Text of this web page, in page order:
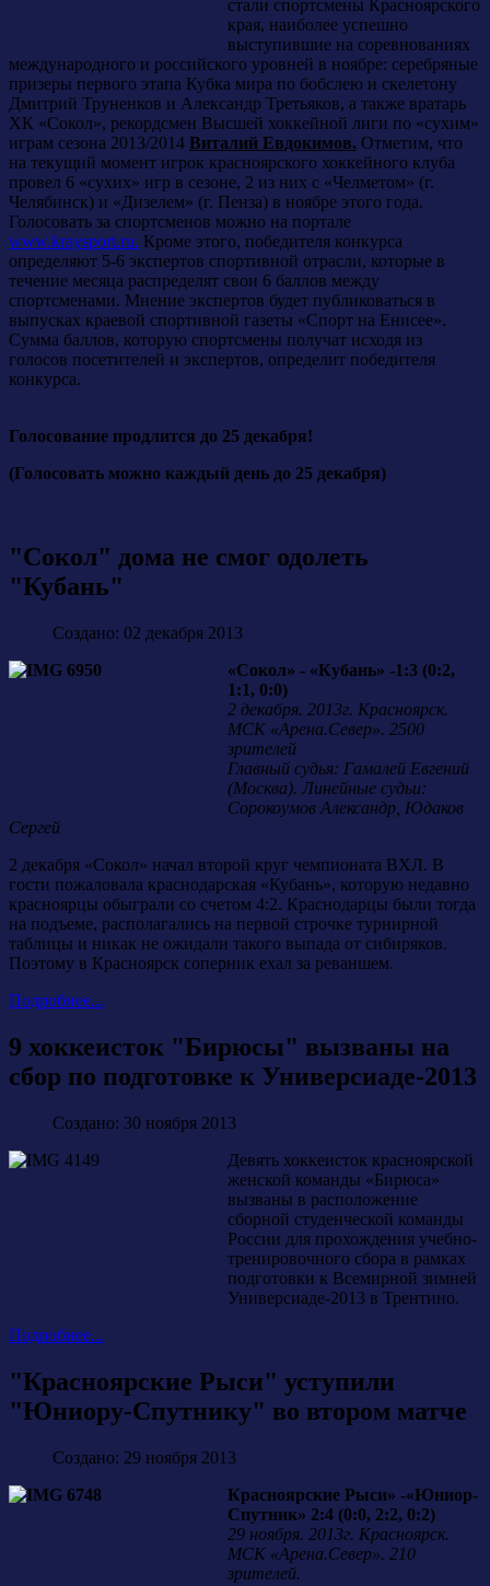
стали спортсмены Красноярского
края, наиболее успешно
выступившие на соревнованиях
международного и российского уровней в ноябре: серебряные
призеры первого этапа Кубка мира по бобслею и скелетону
Дмитрий Труненков и Александр Третьяков, а также вратарь
ХК «Сокол», рекордсмен Высшей хоккейной лиги по «сухим»
играм сезона 2013/2014 Виталий Евдокимов. Отметим, что
на текущий момент игрок красноярского хоккейного клуба
провел 6 «сухих» игр в сезоне, 2 из них с «Челметом» (г.
Челябинск) и «Дизелем» (г. Пенза) в ноябре этого года.
Голосовать за спортсменов можно на портале
www.kraysport.ru. Кроме этого, победителя конкурса
определяют 5-6 экспертов спортивной отрасли, которые в
течение месяца распределят свои 6 баллов между
спортсменами. Мнение экспертов будет публиковаться в
выпусках краевой спортивной газеты «Спорт на Енисее».
Сумма баллов, которую спортсмены получат исходя из
голосов посетителей и экспертов, определит победителя
конкурса.
Голосование продлится до 25 декабря!
(Голосовать можно каждый день до 25 декабря)
"Сокол" дома не смог одолеть
"Кубань"
Создано: 02 декабря 2013
«Сокол» - «Кубань» -1:3 (0:2,
1:1, 0:0)
2 декабря. 2013г. Красноярск.
МСК «Арена.Север». 2500
зрителей
Главный судья: Гамалей Евгений
(Москва). Линейные судьи:
Сорокоумов Александр, Юдаков
Сергей
2 декабря «Сокол» начал второй круг чемпионата ВХЛ. В
гости пожаловала краснодарская «Кубань», которую недавно
красноярцы обыграли со счетом 4:2. Краснодарцы были тогда
на подъеме, располагались на первой строчке турнирной
таблицы и никак не ожидали такого выпада от сибиряков.
Поэтому в Красноярск соперник ехал за реваншем.
Подробнее...
9 хоккеисток "Бирюсы" вызваны на
сбор по подготовке к Универсиаде-2013
Создано: 30 ноября 2013
Девять хоккеисток красноярской
женской команды «Бирюса»
вызваны в расположение
сборной студенческой команды
России для прохождения учебно-
тренировочного сбора в рамках
подготовки к Всемирной зимней
Универсиаде-2013 в Трентино.
Подробнее...
"Красноярские Рыси" уступили
"Юниору-Спутнику" во втором матче
Создано: 29 ноября 2013
Красноярские Рыси» -«Юниор-
Спутник» 2:4 (0:0, 2:2, 0:2)
29 ноября. 2013г. Красноярск.
МСК «Арена.Север». 210
зрителей.